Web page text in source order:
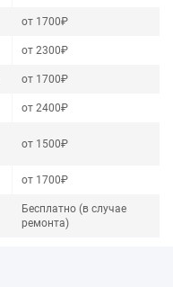
от 1700₽
от 2300₽
от 1700₽
от 2400₽
от 1500₽
от 1700₽
Бесплатно (в случае
ремонта)